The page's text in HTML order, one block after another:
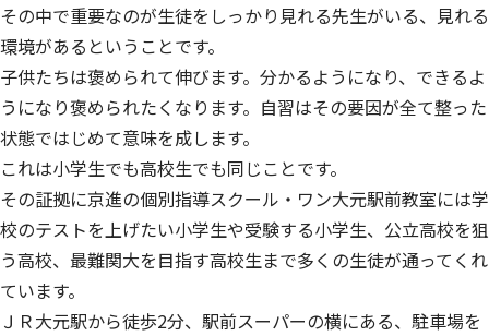
その中で重要なのが生徒をしっかり見れる先生がいる、見れる
環境があるということです。
子供たちは褒められて伸びます。分かるようになり、できるよ
うになり褒められたくなります。自習はその要因が全て整った
状態ではじめて意味を成します。
これは小学生でも高校生でも同じことです。
その証拠に京進の個別指導スクール・ワン大元駅前教室には学
校のテストを上げたい小学生や受験する小学生、公立高校を狙
う高校、最難関大を目指す高校生まで多くの生徒が通ってくれ
ています。
ＪＲ大元駅から徒歩2分、駅前スーパーの横にある、駐車場を